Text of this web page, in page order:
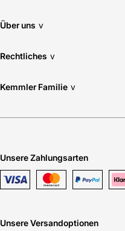
Über uns v
Rechtliches v
Kemmler Familie v
Unsere Zahlungsarten
Unsere Versandoptionen